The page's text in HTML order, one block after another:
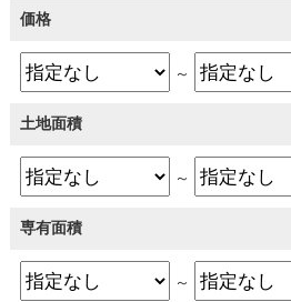
価格
～
土地面積
～
専有面積
～